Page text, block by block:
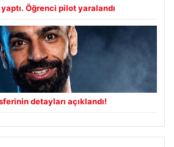
Öğrenci pilot yaralandı
detayları açıklandı!